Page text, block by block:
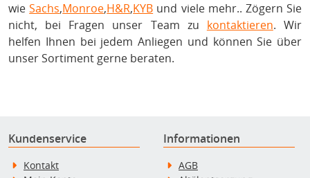
wieSachs,Monroe,H&R,KYB und viele mehr.. Zögern Sie
nicht, bei Fragen unser Team zu kontaktieren. Wir
helfen Ihnen bei jedem Anliegen und können Sie über
unser Sortiment gerne beraten.
Kundenservice
Kontakt
Informationen
AGB